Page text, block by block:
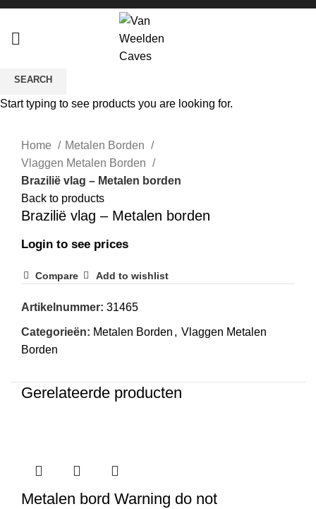
Home
Metalen Borden
Vlaggen Metalen Borden
Brazilië vlag – Metalen borden
Back to products
Brazilië vlag – Metalen borden
Login to see prices
Compare Add to wishlist
Artikelnummer: 31465
Categorieën: Metalen Borden , Vlaggen Metalen
Borden
Gerelateerde producten
Metalen bord Warning do not
SEARCH
Start typing to see products you are looking for.